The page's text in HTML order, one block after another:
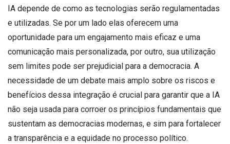
IA depende de como as tecnologias serão regulamentadas
e utilizadas. Se por um lado elas oferecem uma
oportunidade para um engajamento mais eficaz e uma
comunicação mais personalizada, por outro, sua utilização
sem limites pode ser prejudicial para a democracia. A
necessidade de um debate mais amplo sobre os riscos e
benefícios dessa integração é crucial para garantir que a IA
não seja usada para corroer os princípios fundamentais que
sustentam as democracias modernas, e sim para fortalecer
a transparência e a equidade no processo político.